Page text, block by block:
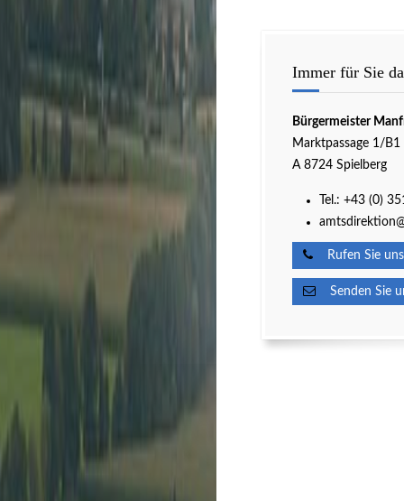
Immer für Sie
Bürgermeister
Marktpassage 1/B1
A 8724 Spielberg
Tel.: +43 (0)
Rufen Sie
Senden Sie